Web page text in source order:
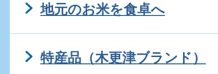
地元のお米を食卓へ
特産品（木更津ブランド）